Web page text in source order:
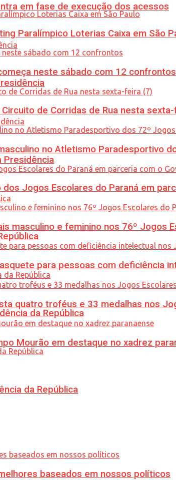
em fase de execução dos acessos
Presidência
da República
da República
Paralímpico Loterias Caixa em São
neste sábado com 12 confrontos
de Corridas de Rua nesta
no Atletismo Paradesportivo
Jogos Escolares do Paraná em
masculino e feminino nos 76º Jogos
para pessoas com deficiência
quatro troféus e 33 medalhas nos
Mourão em destaque no xadrez
baseados em nossos políticos